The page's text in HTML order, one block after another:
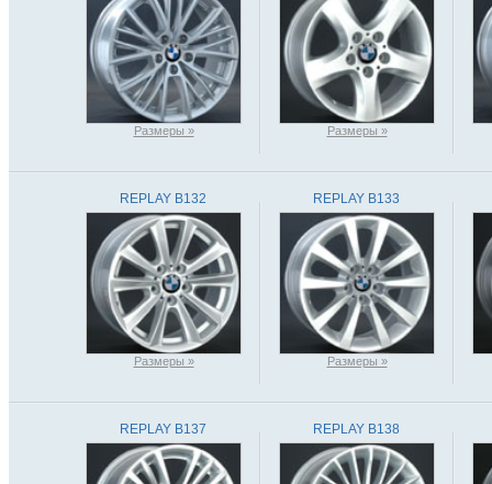
Размеры » Размеры »
REPLAY B132
Размеры »
REPLAY B133
Размеры »
REPLAY B137 REPLAY B138